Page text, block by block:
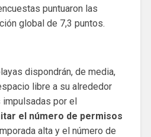
puntuaron las
global de 7,3 puntos.
dispondrán, de media,
libre a su alrededor
por el
el número de permisos
alta y el número de